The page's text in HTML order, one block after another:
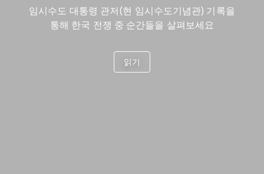
임시수도 대통령 관저(현 임시수도기념관) 기록을
통해 한국 전쟁 중 순간들을 살펴보세요
읽기